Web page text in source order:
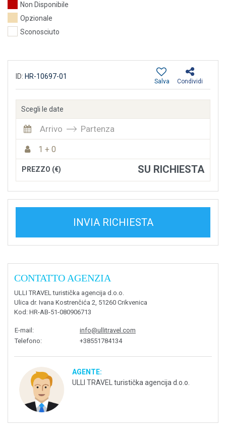
Non Disponibile
Opzionale
Sconosciuto
ID: HR-10697-01
Condividi
Salva
Scegli le date
Arrivo Partenza
1 + 0
PREZZO (€) SU RICHIESTA
INVIA RICHIESTA
CONTATTO AGENZIA
ULLI TRAVEL turistička agencija d.o.o.
Ulica dr. Ivana Kostrenčića 2, 51260 Crikvenica
Kod : HR-AB-51-080906713
E-mail :
info@ullitravel.com
Telefono: +38551784134
AGENTE:
ULLI TRAVEL turistička agencija d.o.o.